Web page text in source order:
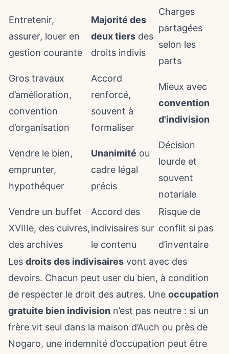
Entretenir,
assurer, louer en
gestion courante
Majorité des
deux tiers des
droits indivis
Charges
partagées
selon les
parts
Gros travaux
d’amélioration,
convention
d’organisation
Accord
renforcé,
souvent à
formaliser
Mieux avec
convention
d'indivision
Vendre le bien,
emprunter,
hypothéquer
Unanimité ou
cadre légal
précis
Décision
lourde et
souvent
notariale
Vendre un buffet
XVIIIe, des cuivres,
des archives
Accord des
indivisaires sur
le contenu
Risque de
conflit si pas
d’inventaire
Les droits des indivisaires vont avec des
devoirs. Chacun peut user du bien, à condition
de respecter le droit des autres. Une occupation
gratuite bien indivision n’est pas neutre : si un
frère vit seul dans la maison d’Auch ou près de
Nogaro, une indemnité d’occupation peut être